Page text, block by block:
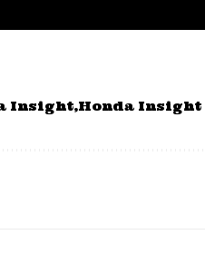
Insight Honda Insight